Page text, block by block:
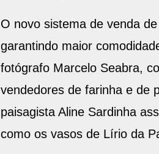
O novo sistema de venda
garantindo maior
fotógrafo Marcelo Seabra,
vendedores de farinha e de
paisagista Aline Sardinha
como os vasos de Lírio da